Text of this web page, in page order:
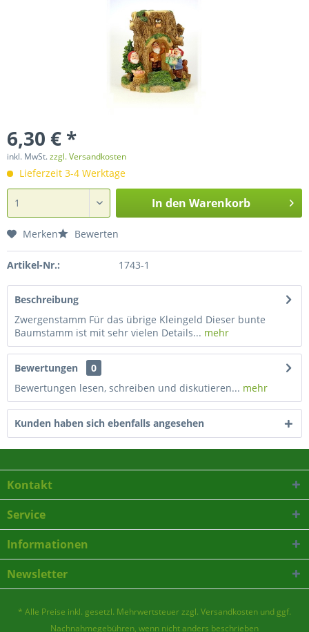
6,30 € *
inkl. MwSt.zzgl. Versandkosten
Lieferzeit 3-4 Werktage
In den Warenkorb
Merken Bewerten
Artikel-Nr.: 1743-1
Beschreibung
Zwergenstamm Für das übrige Kleingeld Dieser bunte
Baumstamm ist mit sehr vielen Details... mehr
Bewertungen
0
Bewertungen lesen, schreiben und diskutieren... mehr
Kunden haben sich ebenfalls angesehen
Kontakt
Service
Informationen
Newsletter
* Alle Preise inkl. gesetzl. Mehrwertsteuer zzgl. Versandkosten und ggf.
Nachnahmegebühren, wenn nicht anders beschrieben